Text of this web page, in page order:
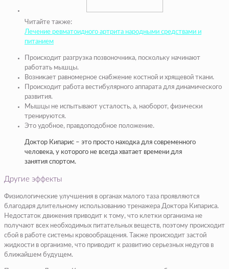
Читайте также:
Лечение ревматоидного артрита народными средствами и
питанием
Происходит разгрузка позвоночника, поскольку начинают
работать мышцы.
Возникает равномерное снабжение костной и хрящевой ткани.
Происходит работа вестибулярного аппарата для динамического
развития.
Мышцы не испытывают усталость, а, наоборот, физически
тренируются.
Это удобное, правдоподобное положение.
Доктор Кипарис – это просто находка для современного
человека, у которого не всегда хватает времени для
занятия спортом.
Другие эффекты
Физиологические улучшения в органах малого таза проявляются
благодаря длительному использованию тренажера Доктора Кипариса.
Недостаток движения приводит к тому, что клетки организма не
получают всех необходимых питательных веществ, поэтому происходит
сбой в работе системы кровообращения. Также происходит застой
жидкости в организме, что приводит к развитию серьезных недугов в
ближайшем будущем.